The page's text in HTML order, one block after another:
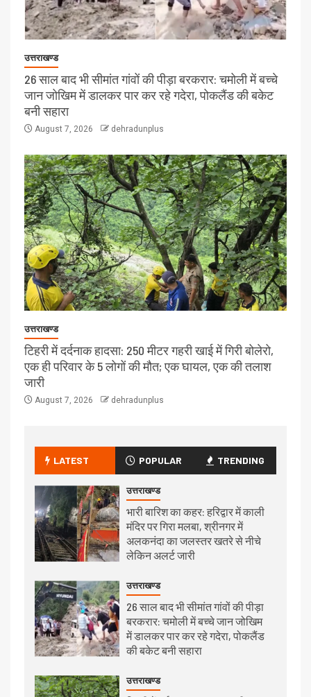
उत्तराखण्ड
26 साल बाद भी सीमांत गांवों की पीड़ा बरकरार: चमोली में बच्चे
जान जोखिम में डालकर पार कर रहे गदेरा, पोकलैंड की बकेट
बनी सहारा
August 7, 2026 dehradunplus
उत्तराखण्ड
टिहरी में दर्दनाक हादसा: 250 मीटर गहरी खाई में गिरी बोलेरो,
एक ही परिवार के 5 लोगों की मौत; एक घायल, एक की तलाश
जारी
August 7, 2026 dehradunplus
LATEST POPULAR TRENDING
उत्तराखण्ड
भारी बारिश का कहर: हरिद्वार में काली
मंदिर पर गिरा मलबा, श्रीनगर में
अलकनंदा का जलस्तर खतरे से नीचे
लेकिन अलर्ट जारी
उत्तराखण्ड
26 साल बाद भी सीमांत गांवों की पीड़ा
बरकरार: चमोली में बच्चे जान जोखिम
में डालकर पार कर रहे गदेरा, पोकलैंड
की बकेट बनी सहारा
उत्तराखण्ड